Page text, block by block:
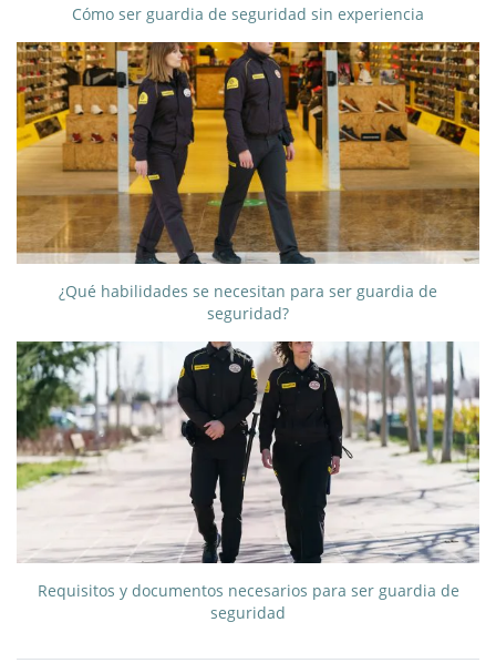
Cómo ser guardia de seguridad sin experiencia
¿Qué habilidades se necesitan para ser guardia de
seguridad?
Requisitos y documentos necesarios para ser guardia de
seguridad